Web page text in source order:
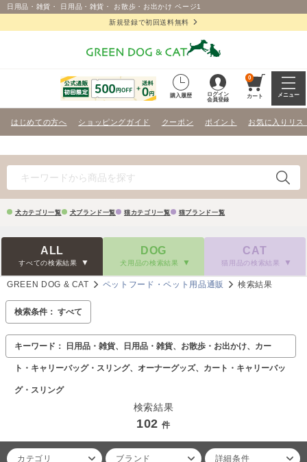
日用品・雑貨・ 日用品・雑貨・ お散歩・お出かけ ページ1
新規登録で初回送料無料
購入履歴
ログイン
会員登録
0
カート メニュー
はじめての方へ ショッピングガイド クーポン ポイント お気に入りリス
犬カテゴリ一覧 犬ブランド一覧 猫カテゴリ一覧 猫ブランド一覧
ALL
すべての検索結果
DOG
犬用品の検索結果
CAT
猫用品の検索結果
GREEN DOG & CAT ペットフード・ペット用品通販 検索結果
検索条件： すべて
キーワード： 日用品・雑貨、日用品・雑貨、お散歩・お出かけ、カー
ト・キャリーバッグ・スリング、オーナーグッズ、カート・キャリーバッ
グ・スリング
検索結果
102 件
カテゴリ ブランド 詳細条件